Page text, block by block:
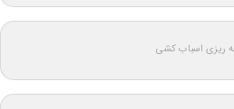
ریزی اسباب کشی